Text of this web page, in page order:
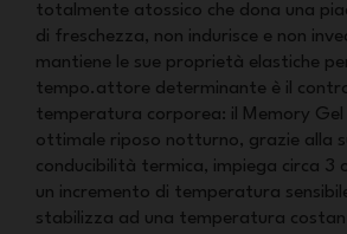
totalmente atossico che dona una
di freschezza, non indurisce e non
mantiene le sue proprietà elastiche
tempo.attore determinante è il
temperatura corporea: il Memory Gel
ottimale riposo notturno, grazie alla
conducibilità termica, impiega circa 3
un incremento di temperatura
stabilizza ad una temperatura